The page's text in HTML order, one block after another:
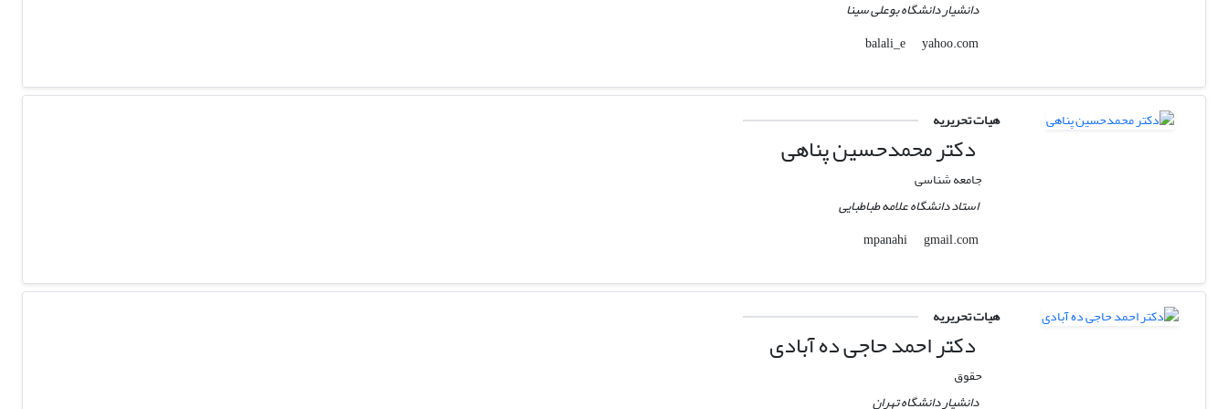
دانشیار دانشگاه بوعلی سینا
balali_e
yahoo.com
هیات تحریریه
دکتر محمدحسین پناهی
جامعه شناسی
استاد دانشگاه علامه طباطبایی
mpanahi
gmail.com
هیات تحریریه
دکتر احمد حاجی ده آبادی
حقوق
دانشیار دانشگاه تهران